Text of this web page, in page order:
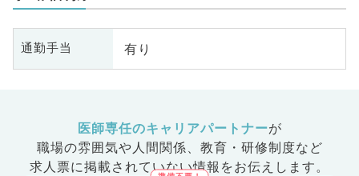
通勤手当 有り
医師専任のキャリアパートナーが
職場の雰囲気や人間関係、 教育・研修制度など
求人票に掲載されていない情報をお伝えします。